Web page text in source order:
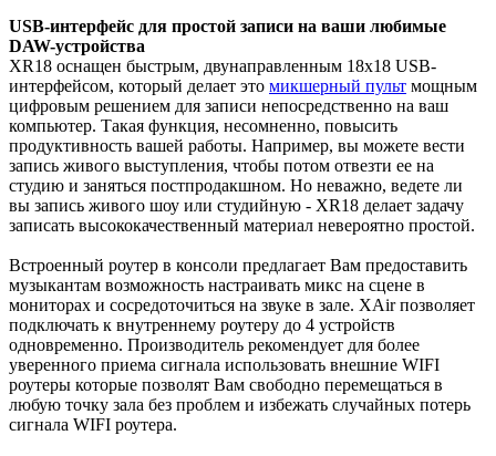
USB-интерфейс для простой записи на ваши любимые
DAW-устройства
XR18 оснащен быстрым, двунаправленным 18х18 USB-
интерфейсом, который делает это микшерный пульт мощным
цифровым решением для записи непосредственно на ваш
компьютер. Такая функция, несомненно, повысить
продуктивность вашей работы. Например, вы можете вести
запись живого выступления, чтобы потом отвезти ее на
студию и заняться постпродакшном. Но неважно, ведете ли
вы запись живого шоу или студийную - XR18 делает задачу
записать высококачественный материал невероятно простой.
Встроенный роутер в консоли предлагает Вам предоставить
музыкантам возможность настраивать микс на сцене в
мониторах и сосредоточиться на звуке в зале. XAir позволяет
подключать к внутреннему роутеру до 4 устройств
одновременно. Производитель рекомендует для более
уверенного приема сигнала использовать внешние WIFI
роутеры которые позволят Вам свободно перемещаться в
любую точку зала без проблем и избежать случайных потерь
сигнала WIFI роутера.